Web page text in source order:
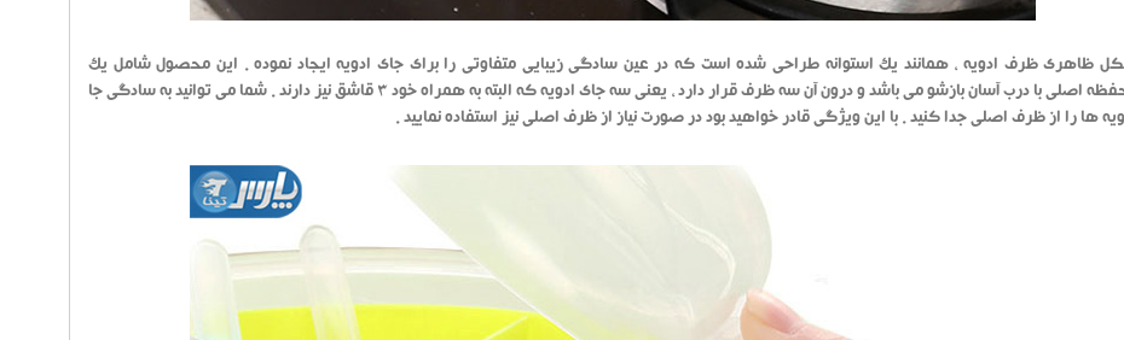
ظاهری ظرف ادویه ، همانند یک استوانه طراحی شده است که در عین سادگی زیبایی متفاوتی را برای جای ادویه ایجاد نموده . این محصول شامل یک
محفظه اصلی با درب آسان بازشو می باشد و درون آن سه ظرف قرار دارد ، یعنی سه جای ادویه که البته به همراه خود 3 قاشق نیز دارند . شما می توانید به سادگی جا
ها را از ظرف اصلی جدا کنید . با این ویژگی قادر خواهید بود در صورت نیاز از ظرف اصلی نیز استفاده نمایید .